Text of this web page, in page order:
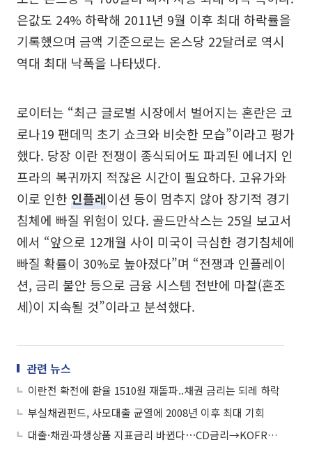
은값도 24% 하락해 2011년 9월 이후 최대 하락률을
기록했으며 금액 기준으로는 온스당 22달러로 역시
역대 최대 낙폭을 나타냈다.
로이터는 “최근 글로벌 시장에서 벌어지는 혼란은 코
로나19 팬데믹 초기 쇼크와 비슷한 모습”이라고 평가
했다. 당장 이란 전쟁이 종식되어도 파괴된 에너지 인
프라의 복귀까지 적잖은 시간이 필요하다. 고유가와
이로 인한 인플레이션 등이 멈추지 않아 장기적 경기
침체에 빠질 위험이 있다. 골드만삭스는 25일 보고서
에서 “앞으로 12개월 사이 미국이 극심한 경기침체에
빠질 확률이 30%로 높아졌다”며 “전쟁과 인플레이
션, 금리 불안 등으로 금융 시스템 전반에 마찰(혼조
세)이 지속될 것”이라고 분석했다.
관련 뉴스
이란전 확전에 환율 1510원 재돌파..채권 금리는 되레 하락
부실채권펀드, 사모대출 균열에 2008년 이후 최대 기회
대출·채권·파생상품 지표금리 바뀐다⋯CD금리→KOFR금리 비중 확대